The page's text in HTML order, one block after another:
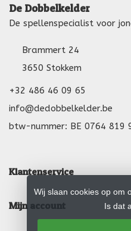
De Dobbelkelder
De spellenspecialist voor
Brammert 24
3650 Stokkem
+32 486 46 09 65
info@dedobbelkelder.be
btw-nummer: BE 0764 819
Klantenservice
Mijn account
Wij slaan cookies op om
Is dat